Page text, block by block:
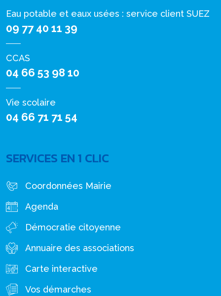
Eau potable et eaux usées : service client SUEZ
09 77 40 11 39
CCAS
04 66 53 98 10
Vie scolaire
04 66 71 71 54
SERVICES EN 1 CLIC
Coordonnées Mairie
Agenda
Démocratie citoyenne
Annuaire des associations
Carte interactive
Vos démarches